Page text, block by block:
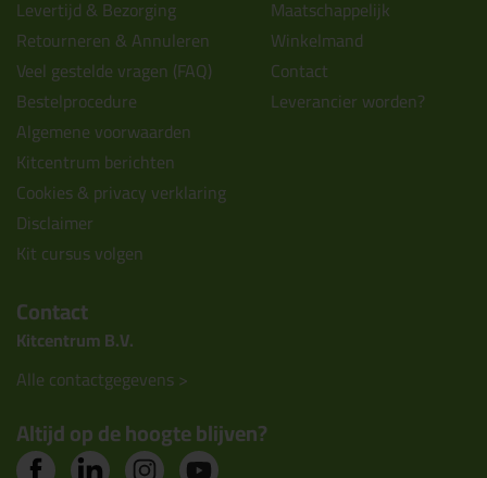
Levertijd & Bezorging
Retourneren & Annuleren
Veel gestelde vragen (FAQ)
Bestelprocedure
Algemene voorwaarden
Kitcentrum berichten
Cookies & privacy verklaring
Disclaimer
Kit cursus volgen
Maatschappelijk
Winkelmand
Contact
Leverancier worden?
Contact
Kitcentrum B.V.
Alle contactgegevens >
Altijd op de hoogte blijven?